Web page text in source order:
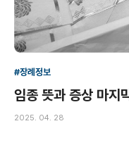
#장례정보
임종 뜻과 증상 마지
2025. 04. 28